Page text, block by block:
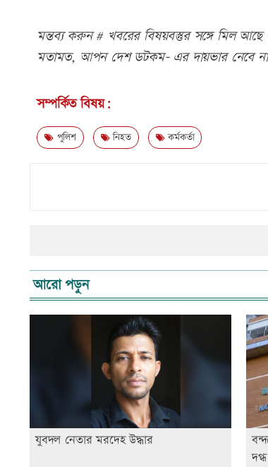
মন্তব্য করুন # খবরের বিষয়বস্তুর সঙ্গে মিল
মতামত, আপন দেশ ডটকম- এর দায়ভার নেবে
সম্পর্কিত বিষয়:
পুলিশ নিহত কর্মকর্তা
আরো পড়ুন
যুবদল নেতার মরদেহ উদ্ধার
দগ্ধ